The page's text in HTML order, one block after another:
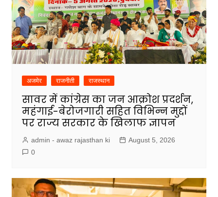
अजमेर राजनीती राजस्थान
सावर में कांग्रेस का जन आक्रोश प्रदर्शन,
महंगाई-बेरोजगारी सहित विभिन्न मुद्दों
पर राज्य सरकार के खिलाफ ज्ञापन
admin - awaz rajasthan ki
August 5, 2026
0